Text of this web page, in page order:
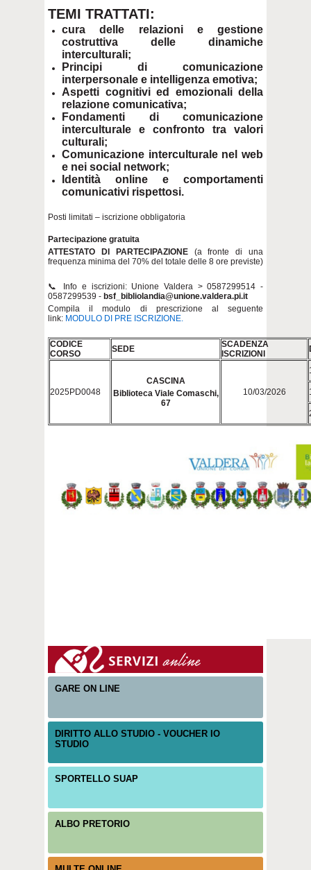
TEMI TRATTATI:
cura delle relazioni e gestione
costruttiva delle dinamiche
interculturali;
Principi di comunicazione
interpersonale e intelligenza emotiva;
Aspetti cognitivi ed emozionali della
relazione comunicativa;
Fondamenti di comunicazione
interculturale e confronto tra valori
culturali;
Comunicazione interculturale nel web
e nei social network;
Identità online e comportamenti
comunicativi rispettosi.
Posti limitati – iscrizione obbligatoria
Partecipazione gratuita
ATTESTATO DI PARTECIPAZIONE (a fronte di una
frequenza minima del 70% del totale delle 8 ore previste)
📞 Info e iscrizioni: Unione Valdera > 0587299514 -
0587299539 - bsf_bibliolandia@unione.valdera.pi.it
Compila il modulo di prescrizione al seguente
link: MODULO DI PRE ISCRIZIONE.
CODICE
CORSO
SEDE
SCADENZA
ISCRIZIONI
2025PD0048
CASCINA
Biblioteca Viale Comaschi,
67
10/03/2026
GARE ON LINE
DIRITTO ALLO STUDIO - VOUCHER IO
STUDIO
SPORTELLO SUAP
ALBO PRETORIO